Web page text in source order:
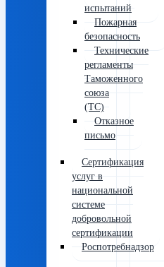
испытаний
Пожарная
безопасность
Технические
регламенты
Таможенного
союза
(ТС)
Отказное
письмо
Сертификация
услуг в
национальной
системе
добровольной
сертификации
Роспотребнадзор